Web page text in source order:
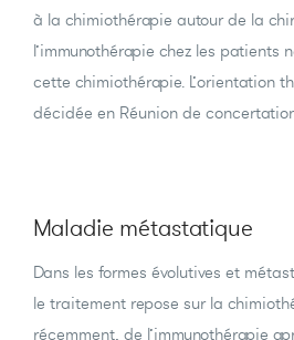
à la chimiothérapie autour de la
l’immunothérapie chez les patients
cette chimiothérapie. L’orientation
décidée en Réunion de
Maladie métastatique
Dans les formes évolutives et
le traitement repose sur la
récemment, de l’immunothérapie